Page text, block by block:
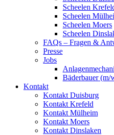
Scheelen
Scheelen
Scheelen Moers
Scheelen
FAQs – Fragen &
Presse
Jobs
Bäderbauer (m/
Kontakt
Kontakt Duisburg
Kontakt Krefeld
Kontakt Mülheim
Kontakt Moers
Kontakt Dinslaken